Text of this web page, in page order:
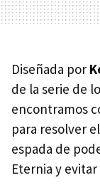
Diseñada por
de la serie de
encontramos
para resolver
espada de
Eternia y